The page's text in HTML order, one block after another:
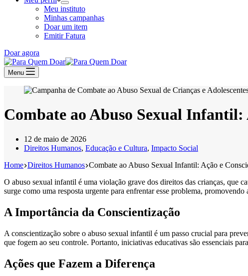
Meu instituto
Minhas campanhas
Doar um item
Emitir Fatura
Doar agora
Menu
Combate ao Abuso Sexual Infantil:
12 de maio de 2026
Direitos Humanos, Educação e Cultura, Impacto Social
Home Direitos Humanos Combate ao Abuso Sexual Infantil: Ação e
O abuso sexual infantil é uma violação grave dos direitos das crianças, que
surge como uma resposta urgente para enfrentar esse problema,
A Importância da Conscientização
A conscientização sobre o abuso sexual infantil é um passo crucial para
que fogem ao seu controle. Portanto, iniciativas educativas são essenciais
Ações que Fazem a Diferença